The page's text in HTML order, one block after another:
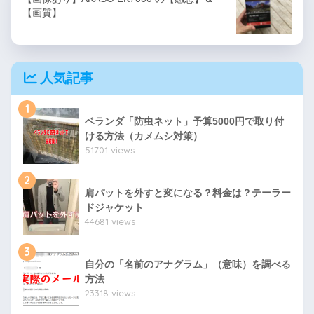
【画質】
人気記事
1
ベランダ「防虫ネット」予算5000円で取り付
ける方法（カメムシ対策）
51701 views
2
肩パットを外すと変になる？料金は？テーラー
ドジャケット
44681 views
3
自分の「名前のアナグラム」（意味）を調べる
方法
23318 views